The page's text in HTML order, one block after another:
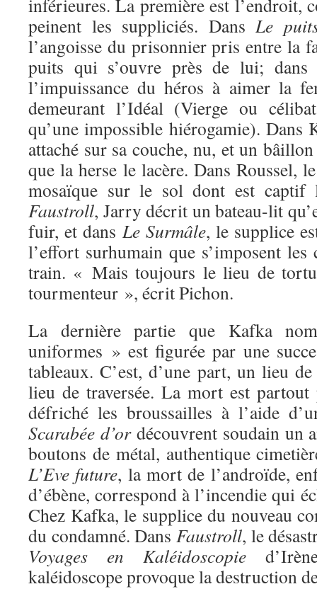
inférieures. La première est l’endroit,
peinent les suppliciés. DansLe
l’angoisse du prisonnier pris entre la
puits qui s’ouvre près de lui;
l’impuissance du héros à aimer la
demeurant l’Idéal (Vierge ou
qu’une impossible hiérogamie). Dans
attaché sur sa couche, nu, et un
que la herse le lacère. Dans Roussel,
mosaïque sur le sol dont est captif
Faustroll, Jarry décrit un bateau-lit
fuir, et dans Le Surmâle, le supplice
l’effort surhumain que s’imposent
train. « Mais toujours le lieu de
tourmenteur », écrit Pichon.
La dernière partie que Kafka
uniformes » est figurée par une
tableaux. C’est, d’une part, un lieu
lieu de traversée. La mort est
défriché les broussailles à l’aide
Scarabée d’ordécouvrent soudain un
boutons de métal, authentique
L’Eve future, la mort de l’androïde,
d’ébène, correspond à l’incendie qui
Chez Kafka, le supplice du nouveau
du condamné. Dans Faustroll, le
Voyages en Kaléidoscopie
kaléidoscope provoque la destruction